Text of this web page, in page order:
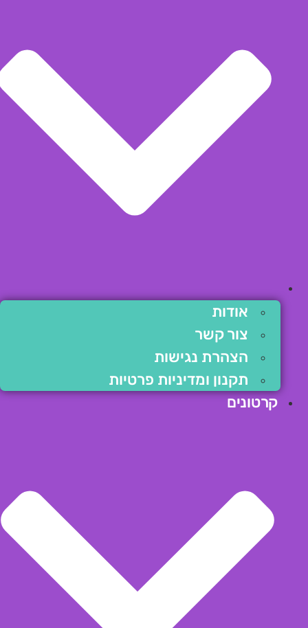
אודות
צור קשר
הצהרת נגישות
תקנון ומדיניות פרטיות
קרטונים